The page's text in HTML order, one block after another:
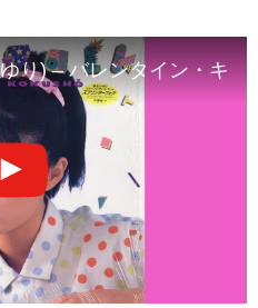
り) – バレンタイン・キッ